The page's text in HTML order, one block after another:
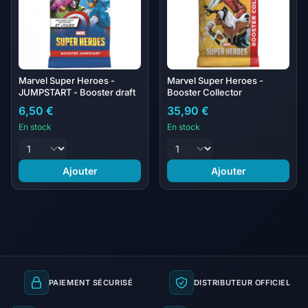
Marvel Super Heroes -
JUMPSTART - Booster draft
6,50 €
En stock
Ajouter
Marvel Super Heroes -
Booster Collector
35,90 €
En stock
Ajouter
PAIEMENT SÉCURISÉ DISTRIBUTEUR OFFICIEL